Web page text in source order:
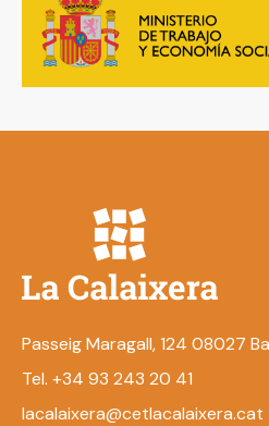
Passeig Maragall, 124 08027
Tel. +34 93 243 20 41
lacalaixera@cetlacalaixera.cat